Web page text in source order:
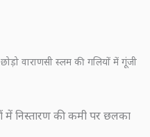
वाराणसी स्लम की गलियों में गूंजी
में निस्तारण की कमी पर छलका